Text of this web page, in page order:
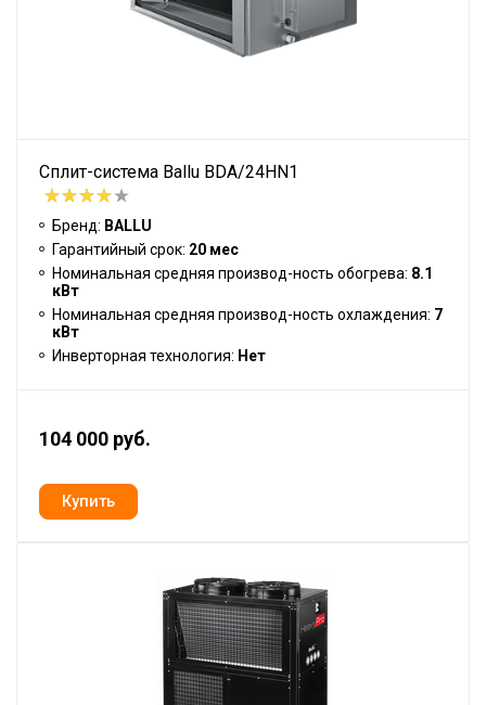
Сплит-система Ballu BDA/24HN1
Бренд: BALLU
Гарантийный срок: 20 мес
Номинальная средняя производ-ность обогрева: 8.1
кВт
Номинальная средняя производ-ность охлаждения: 7
кВт
Инверторная технология: Нет
104 000 руб.